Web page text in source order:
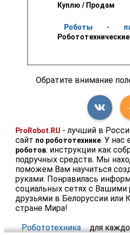
Куплю / Продам
Роботы -
Обратите внимание
ProRobot.RU - лучший в
сайт по робототехнике. У нас
роботов: инструкции как
подручных средств. Мы
поможем Вам научиться
руками. Понравилась
социальных сетях с
друзьями в Белоруссии или
стране Мира!
Робототехника
для